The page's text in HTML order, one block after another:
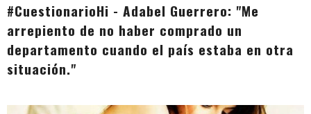
#CuestionarioHi - Adabel Guerrero: "Me
arrepiento de no haber comprado un
departamento cuando el país estaba en otra
situación."